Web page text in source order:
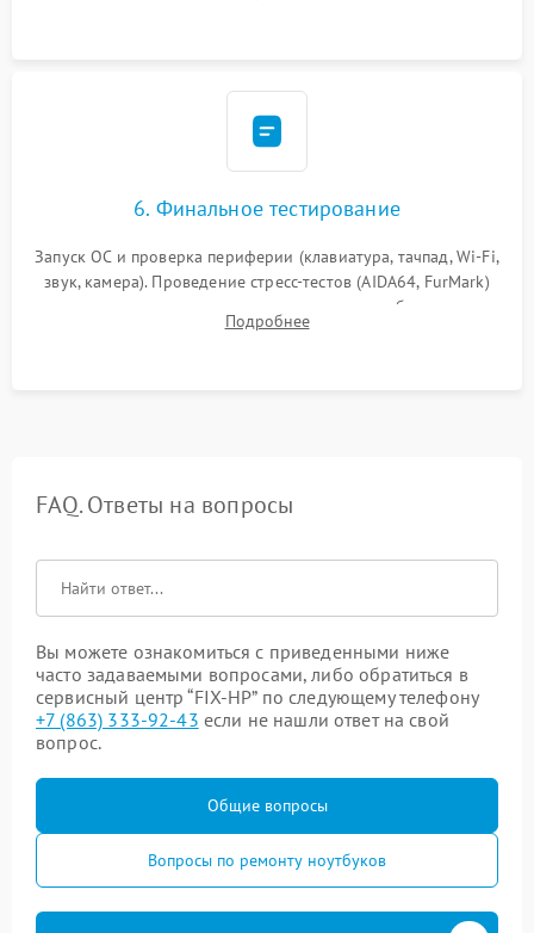
6. Финальное тестирование
Запуск ОС и проверка периферии (клавиатура, тачпад, Wi-Fi,
звук, камера). Проведение стресс-тестов (AIDA64, FurMark)
для контроля температурного режима и стабильности
системы под пиковой нагрузкой.
Подробнее
FAQ. Ответы на вопросы
Вы можете ознакомиться с приведенными ниже
часто задаваемыми вопросами, либо обратиться в
сервисный центр “FIX-HP” по следующему телефону
+7 (863) 333-92-43 если не нашли ответ на свой
вопрос.
Общие вопросы
Вопросы по ремонту ноутбуков